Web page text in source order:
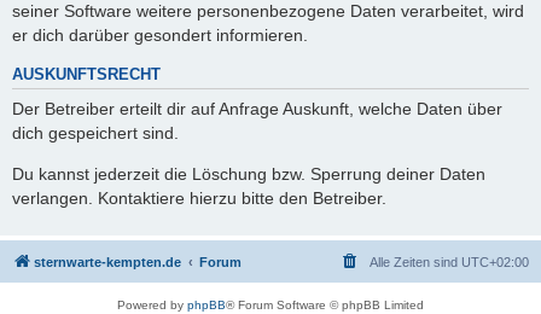
seiner Software weitere personenbezogene Daten verarbeitet, wird
er dich darüber gesondert informieren.
AUSKUNFTSRECHT
Der Betreiber erteilt dir auf Anfrage Auskunft, welche Daten über
dich gespeichert sind.
Du kannst jederzeit die Löschung bzw. Sperrung deiner Daten
verlangen. Kontaktiere hierzu bitte den Betreiber.
sternwarte-kempten.de Forum Alle Zeiten sind UTC+02:00
Powered by phpBB® Forum Software © phpBB Limited